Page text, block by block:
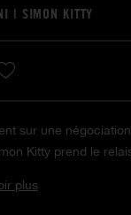
| SIMON KITTY
sur une
Kitty prend le
plus